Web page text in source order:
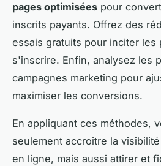
pages optimisées pour
inscrits payants. Offrez des
essais gratuits pour inciter les
s'inscrire. Enfin, analysez les
campagnes marketing pour
maximiser les conversions.
En appliquant ces méthodes,
seulement accroître la
en ligne, mais aussi attirer et